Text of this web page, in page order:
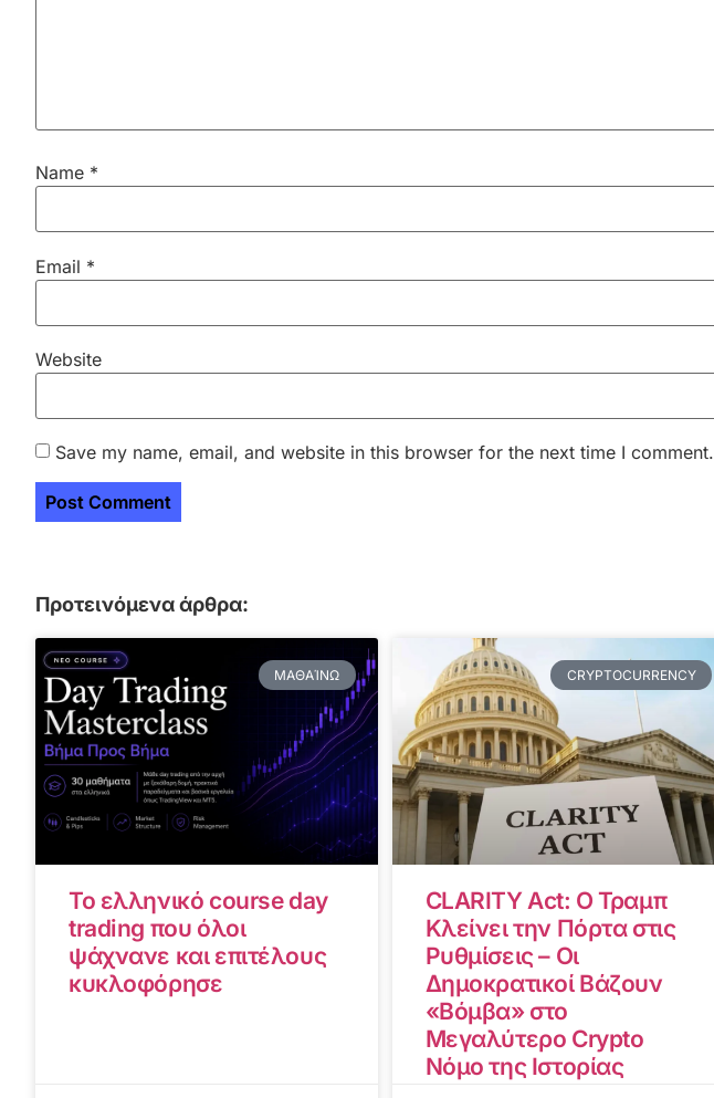
Name *
Email *
Website
Save my name, email, and website in this browser for the next time I comment.
Προτεινόμενα άρθρα:
ΜΑΘΑΊΝΩ
Το ελληνικό course day
trading που όλοι
ψάχνανε και επιτέλους
κυκλοφόρησε
CRYPTOCURRENCY
CLARITY Act: Ο Τραμπ
Κλείνει την Πόρτα στις
Ρυθμίσεις – Οι
Δημοκρατικοί Βάζουν
«Βόμβα» στο
Μεγαλύτερο Crypto
Νόμο της Ιστορίας